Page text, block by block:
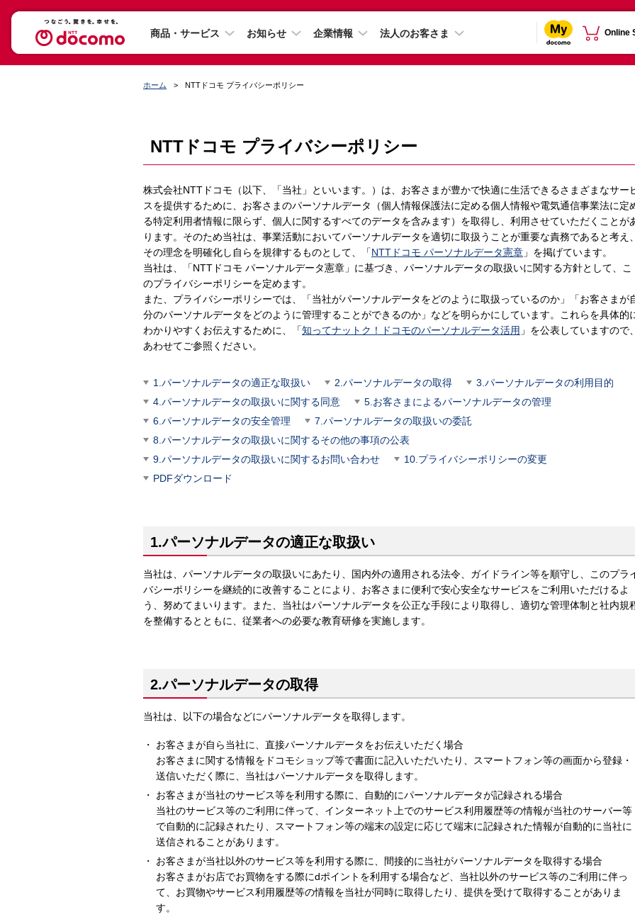
商品・サービス お知らせ 企業情報 法人のお客さま Online
ホーム NTTドコモ プライバシーポリシー
NTTドコモ プライバシーポリシー
株式会社NTTドコモ（以下、「当社」といいます。）は、お客さまが豊かで快適に生活できるさまざまなサー
スを提供するために、お客さまのパーソナルデータ（個人情報保護法に定める個人情報や電気通信事業法に定
る特定利用者情報に限らず、個人に関するすべてのデータを含みます）を取得し、利用させていただくことが
ります。そのため当社は、事業活動においてパーソナルデータを適切に取扱うことが重要な責務であると考え
その理念を明確化し自らを規律するものとして、「NTTドコモ パーソナルデータ憲章 」を掲げています。
当社は、「NTTドコモ パーソナルデータ憲章」に基づき、パーソナルデータの取扱いに関する方針として、こ
のプライバシーポリシーを定めます。
また、プライバシーポリシーでは、「当社がパーソナルデータをどのように取扱っているのか」「お客さまが
分のパーソナルデータをどのように管理することができるのか」などを明らかにしています。これらを具体的
わかりやすくお伝えするために、「知ってナットク！ドコモのパーソナルデータ活用 」を公表していますので
あわせてご参照ください。
1.パーソナルデータの適正な取扱い 2.パーソナルデータの取得
3.パーソナルデータの利用目的
4.パーソナルデータの取扱いに関する同意
5.お客さまによるパーソナルデータの管理
6.パーソナルデータの安全管理
7.パーソナルデータの取扱いの委託
8.パーソナルデータの取扱いに関するその他の事項の公表
9.パーソナルデータの取扱いに関するお問い合わせ
10.プライバシーポリシーの変更
PDFダウンロード
1.パーソナルデータの適正な取扱い
当社は、パーソナルデータの取扱いにあたり、国内外の適用される法令、ガイドライン等を順守し、このプラ
バシーポリシーを継続的に改善することにより、お客さまに便利で安心安全なサービスをご利用いただけるよ
う、努めてまいります。また、当社はパーソナルデータを公正な手段により取得し、適切な管理体制と社内規
を整備するとともに、従業者への必要な教育研修を実施します。
2.パーソナルデータの取得
当社は、以下の場合などにパーソナルデータを取得します。
お客さまが自ら当社に、直接パーソナルデータをお伝えいただく場合
お客さまに関する情報をドコモショップ等で書面に記入いただいたり、スマートフォン等の画面から登録・
送信いただく際に、当社はパーソナルデータを取得します。
お客さまが当社のサービス等を利用する際に、自動的にパーソナルデータが記録される場合
当社のサービス等のご利用に伴って、インターネット上でのサービス利用履歴等の情報が当社のサーバー等
で自動的に記録されたり、スマートフォン等の端末の設定に応じて端末に記録された情報が自動的に当社に
送信されることがあります。
お客さまが当社以外のサービス等を利用する際に、間接的に当社がパーソナルデータを取得する場合
お客さまがお店でお買物をする際にdポイントを利用する場合など、当社以外のサービス等のご利用に伴っ
て、お買物やサービス利用履歴等の情報を当社が同時に取得したり、提供を受けて取得することがありま
す。